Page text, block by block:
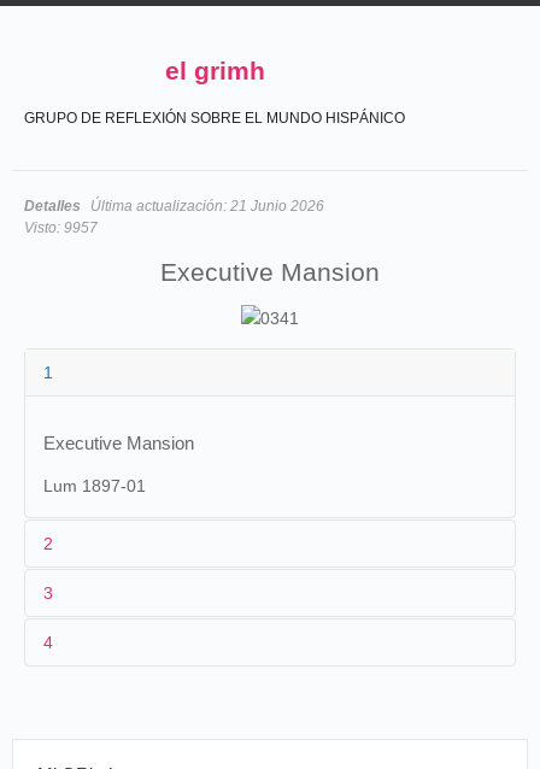
el grimh
GRUPO DE REFLEXIÓN SOBRE EL MUNDO HISPÁNICO
Detalles Última actualización: 21 Junio 2026
Visto: 9957
Executive Mansion
1
Executive Mansion
Lum 1897-01
2
1
2
3
4